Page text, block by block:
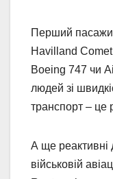
Перший
Havilland Comet
Boeing 747 чи
людей зі
транспорт – це
А ще реактивні
військовій